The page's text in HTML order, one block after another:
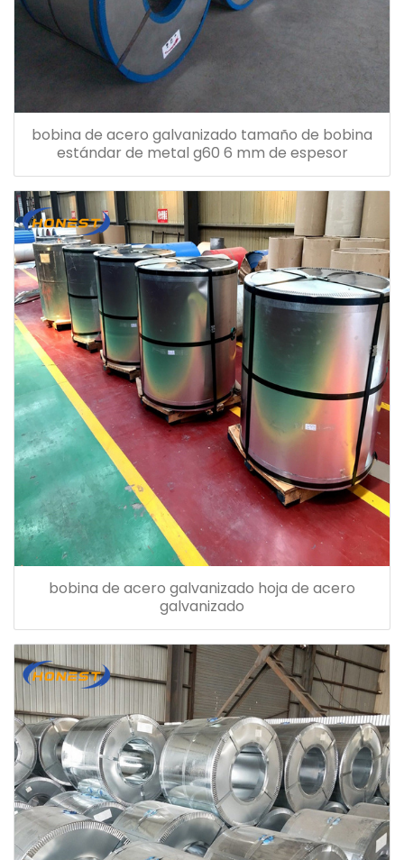
bobina de acero galvanizado tamaño de bobina
estándar de metal g60 6 mm de espesor
bobina de acero galvanizado hoja de acero
galvanizado